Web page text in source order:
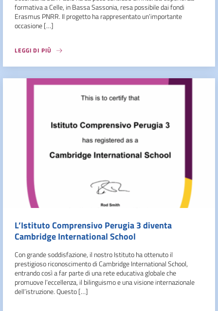
formativa a Celle, in Bassa Sassonia, resa possibile dai fondi
Erasmus PNRR. Il progetto ha rappresentato un’importante
occasione […]
LEGGI DI PIÙ
L’Istituto Comprensivo Perugia 3 diventa
Cambridge International School
Con grande soddisfazione, il nostro Istituto ha ottenuto il
prestigioso riconoscimento di Cambridge International School,
entrando così a far parte di una rete educativa globale che
promuove l’eccellenza, il bilinguismo e una visione internazionale
dell’istruzione. Questo […]